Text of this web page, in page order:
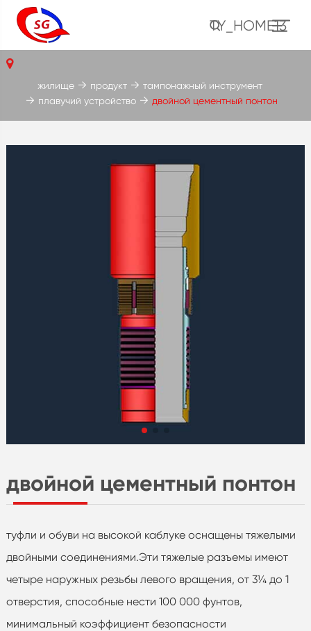
TY_HOME13
двойной цементный понтон
туфли и обуви на высокой каблуке оснащены тяжелыми
двойными соединениями.Эти тяжелые разъемы имеют
четыре наружных резьбы левого вращения, от 3¼ до 1
отверстия, способные нести 100 000 фунтов,
минимальный коэффициент безопасности
жилище продукт
тампонажный инструмент
плавучий устройство
двойной цементный понтон